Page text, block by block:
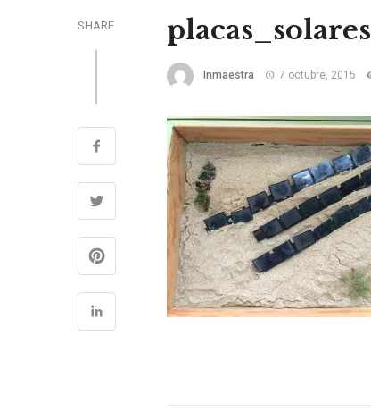
SHARE placas_solares
Inmaestra 7 octubre, 2015